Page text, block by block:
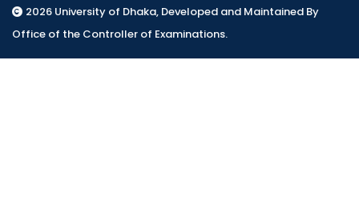
2026 University of Dhaka, Developed and Maintained By
Office of the Controller of Examinations.